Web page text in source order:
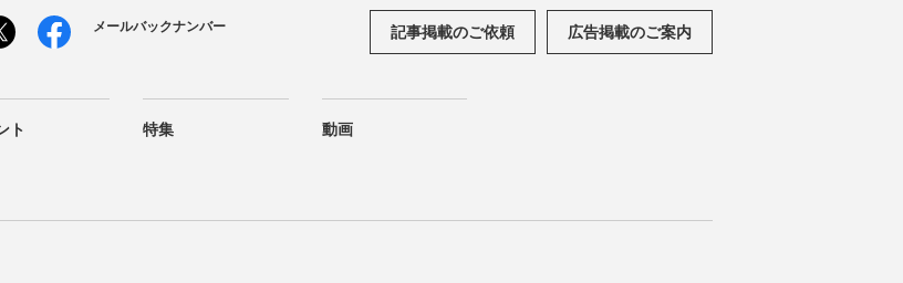
メールバックナンバー 記事掲載のご依頼 広告掲載のご案内
ト 特集 動画